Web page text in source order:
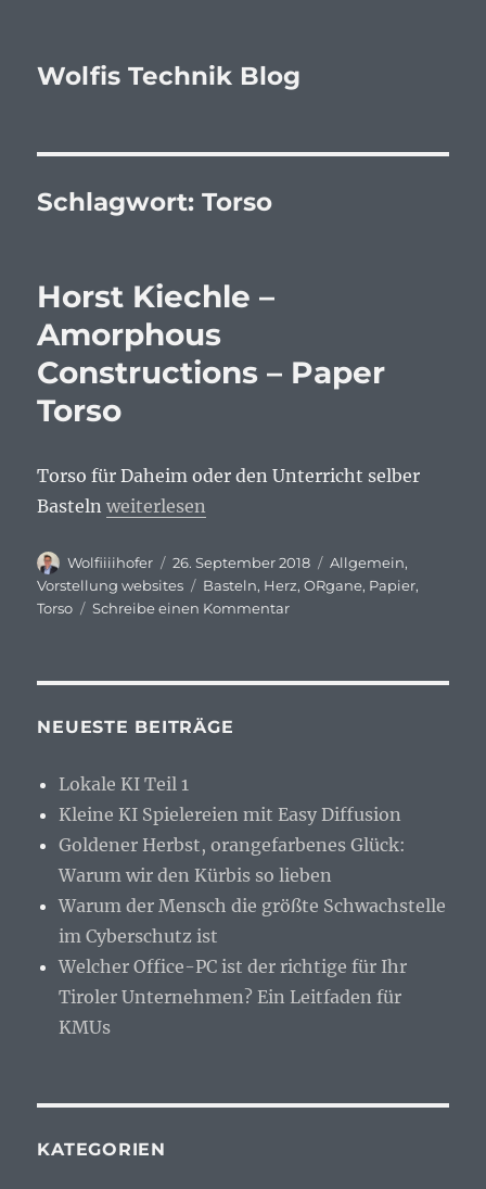
Wolfis Technik Blog
Schlagwort:Torso
Horst Kiechle –
Amorphous
Constructions – Paper
Torso
Torso für Daheim oder den Unterricht selber
Basteln„Horst Kiechle – Amorphous
weiterlesen
Autor
Wolfiiiihofer
Veröffentlicht
am
26. September 2018 Kategorien
Allgemein,
Vorstellung websites
Schlagwörter
Basteln, Herz,ORgane, Papier,
Torso
Schreibe einen Kommentarzu
NEUESTE BEITRÄGE
Lokale KI Teil 1
Kleine KI Spielereien mit Easy Diffusion
Goldener Herbst, orangefarbenes Glück:
Warum wir den Kürbis so lieben
Warum der Mensch die größte Schwachstelle
im Cyberschutz ist
Welcher Office-PC ist der richtige für Ihr
Tiroler Unternehmen? Ein Leitfaden für
KMUs
KATEGORIEN